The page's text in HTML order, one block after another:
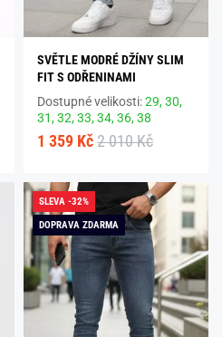
SVĚTLE MODRÉ DŽÍNY SLIM
FIT S ODŘENINAMI
Dostupné velikosti:29,30,
31,32,33,34,36,38
1 359 Kč 2 010 Kč
SLEVA -32%
DOPRAVA ZDARMA